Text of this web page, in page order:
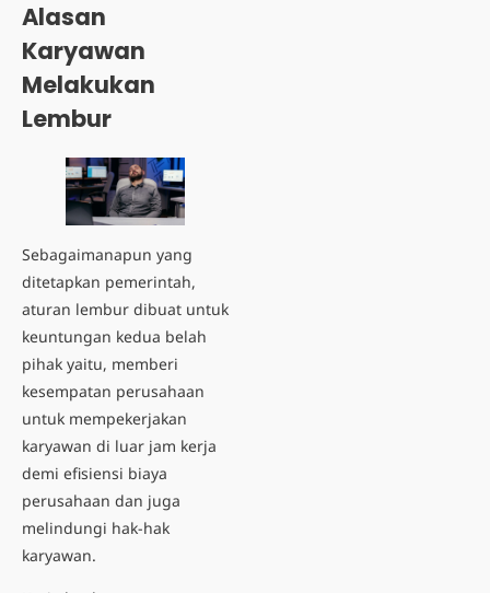
Alasan
Karyawan
Melakukan
Lembur
Sebagaimanapun yang
ditetapkan pemerintah,
aturan lembur dibuat untuk
keuntungan kedua belah
pihak yaitu, memberi
kesempatan perusahaan
untuk mempekerjakan
karyawan di luar jam kerja
demi efisiensi biaya
perusahaan dan juga
melindungi hak-hak
karyawan.